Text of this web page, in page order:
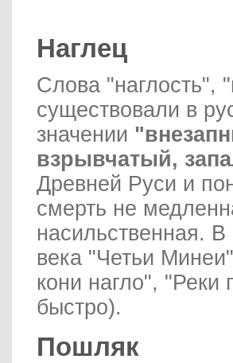
Наглец
Слова "наглость",
существовали в
значении
взрывчатый,
Древней Руси и
смерть не
насильственная.
века "Четьи
кони нагло", "Реки
быстро).
Пошляк